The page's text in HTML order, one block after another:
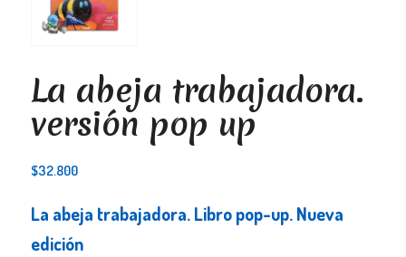
La abeja trabajadora.
versión pop up
$32.800
La abeja trabajadora. Libro pop-up. Nueva
edición